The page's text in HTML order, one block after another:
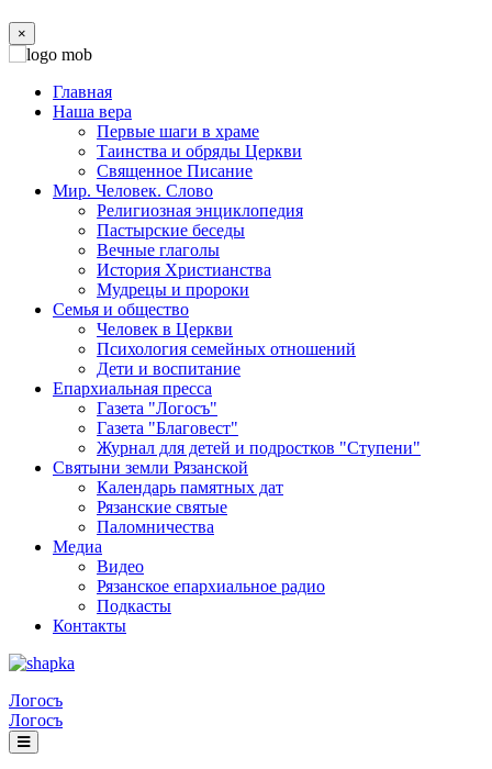
×
Главная
Наша вера
Первые шаги в храме
Таинства и обряды Церкви
Священное Писание
Мир. Человек. Слово
Религиозная энциклопедия
Пастырские беседы
Вечные глаголы
История Христианства
Мудрецы и пророки
Семья и общество
Человек в Церкви
Психология семейных отношений
Дети и воспитание
Епархиальная пресса
Газета "Логосъ"
Газета "Благовест"
Журнал для детей и подростков "Ступени"
Святыни земли Рязанской
Календарь памятных дат
Рязанские святые
Паломничества
Медиа
Видео
Рязанское епархиальное радио
Подкасты
Контакты
Логосъ
Логосъ